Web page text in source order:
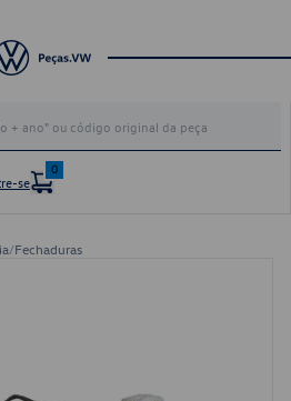
se
0
/Fechaduras